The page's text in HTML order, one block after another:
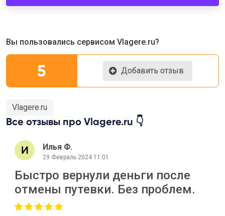
Вы пользовались сервисом Vlagere.ru?
5 Добавить отзыв
Vlagere.ru
Все отзывы про Vlagere.ru 👇
Илья Ф.
29 Февраль 2024 11:01
Быстро вернули деньги после
отмены путевки. Без проблем.